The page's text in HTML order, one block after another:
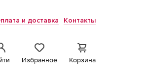
и доставка Контакты
Избранное Корзина